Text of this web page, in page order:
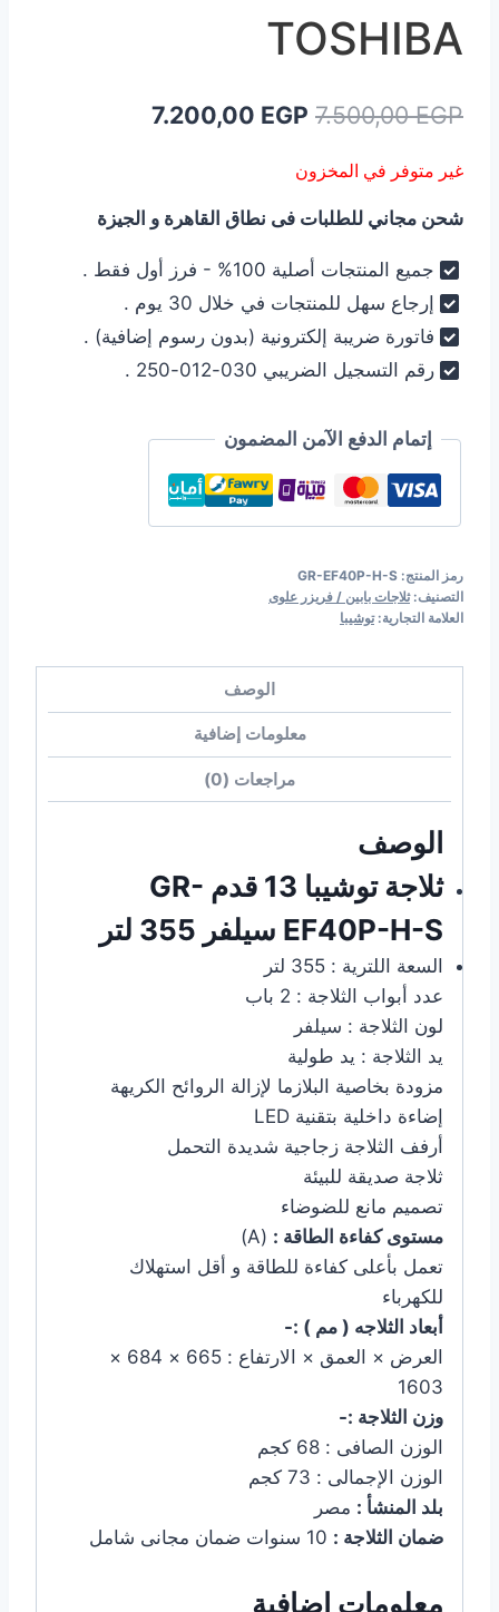
TOSHIBA
7.500,00EGP
السعر
هو:
7.500,00 EGP.
7.200,00 EGP
السعر
7.200,00 EGP.
غير متوفر في المخزون
شحن مجاني للطلبات فى نطاق القاهرة و الجيزة
جميع المنتجات أصلية 100% - فرز أول فقط .
إرجاع سهل للمنتجات في خلال 30 يوم .
فاتورة ضريبة إلكترونية (بدون رسوم إضافية) .
رقم التسجيل الضريبي 030-012-250 .
إتمام الدفع الآمن المضمون
رمز المنتج: GR-EF40P-H-S
التصنيف:ثلاجات بابين / فريزر علوى
العلامة التجارية:توشيبا
الوصف
معلومات إضافية
مراجعات (0)
الوصف
ثلاجة توشيبا 13 قدم GR-
EF40P-H-S سيلفر 355 لتر
السعة اللترية : 355 لتر
عدد أبواب الثلاجة : 2 باب
لون الثلاجة : سيلفر
يد الثلاجة : يد طولية
مزودة بخاصية البلازما لإزالة الروائح الكريهة
إضاءة داخلية بتقنية LED
أرفف الثلاجة زجاجية شديدة التحمل
ثلاجة صديقة للبيئة
تصميم مانع للضوضاء
مستوى كفاءة الطاقة : (A)
تعمل بأعلى كفاءة للطاقة و أقل استهلاك
للكهرباء
أبعاد الثلاجه ( مم ) :-
العرض × العمق × الارتفاع : 665 × 684 ×
1603
وزن الثلاجة :-
الوزن الصافى : 68 كجم
الوزن الإجمالى : 73 كجم
بلد المنشأ : مصر
ضمان الثلاجة :
معلومات إضافية